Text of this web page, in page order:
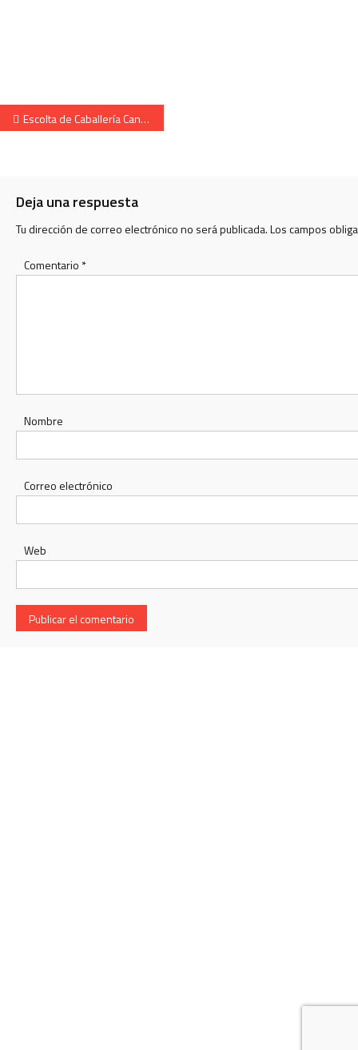
Navegación de entradas
Escolta de Caballería Cantinera Guiomar Población San Juan 2008
Deja una respuesta
Tu dirección de correo electrónico no será publicada.Los campos
Comentario *
Nombre
Correo electrónico
Web